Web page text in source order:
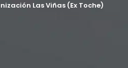
(12)
Las Viñas (Ex Toche)